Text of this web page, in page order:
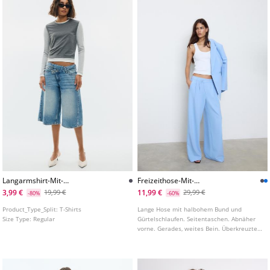
Langarmshirt-Mit-
Dreifacheffekt
3,99 € -80% 19,99 €
Product_Type_Split:T-Shirts
Size Type: Regular
Freizeithose-Mit-
Uberkreuzter-Bundfaltenhose-
Mit-Streifen-L04541583
11,99 € -60% 29,99 €
Lange Hose mit halbohem Bund und
Gürtelschlaufen. Seitentaschen. Abnäher
vorne. Gerades, weites Bein. Überkreuzter